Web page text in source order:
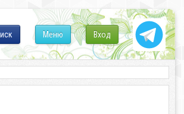
Вход
Меню